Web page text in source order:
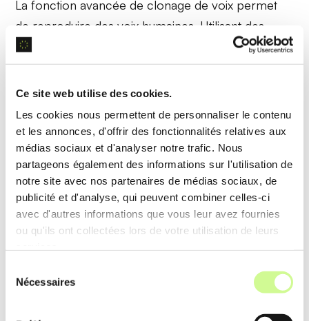
Ce site web utilise des cookies.
Les cookies nous permettent de personnaliser le contenu
et les annonces, d'offrir des fonctionnalités relatives aux
médias sociaux et d'analyser notre trafic. Nous
partageons également des informations sur l'utilisation de
notre site avec nos partenaires de médias sociaux, de
publicité et d'analyse, qui peuvent combiner celles-ci
avec d'autres informations que vous leur avez fournies
ou qu'ils ont collectées lors de votre utilisation de leurs
Nécessaires
La fonction avancée declonage de voix permet
de reproduire des voix humaines. Utilisant des
modèles d’apprentissage profond, Elai.io capture
et recrée les nuances vocales, garantissant un
rendu naturel et authentique.
Exemple d’utilisation
Un marketeur clone sa propre voix pour des
vidéos promotionnelles, oùElai.io transforme
chaque script en annonces parlées avec sa voix
personnalisée, renforçant l’engagement.
en
diverses langues. Les réseaux neuronaux modifiés